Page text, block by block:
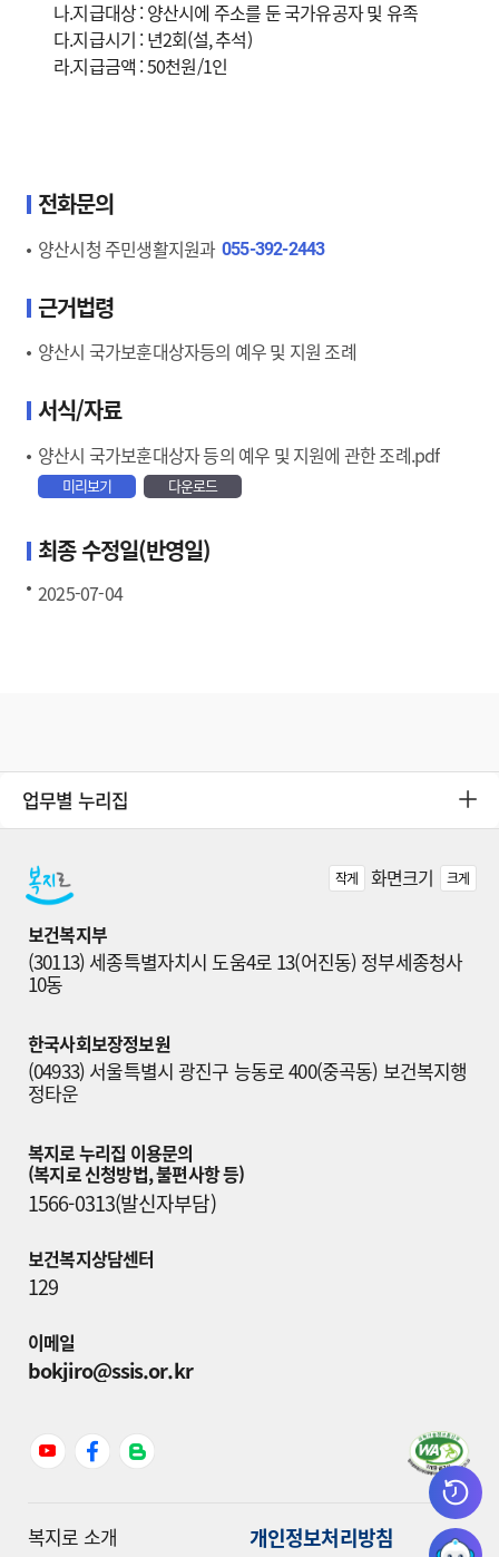
나.지급대상 : 양산시에 주소를 둔 국가유공자 및 유족
다.지급시기 : 년2회(설, 추석)
라.지급금액 : 50천원/1인
전화문의
양산시청 주민생활지원과 055-392-2443
근거법령
양산시 국가보훈대상자등의 예우 및 지원 조례
서식/자료
양산시 국가보훈대상자 등의 예우 및 지원에 관한 조례.pdf
미리보기 다운로드
최종 수정일(반영일)
2025-07-04
업무별 누리집
작게 화면크기 크게
보건복지부
(30113) 세종특별자치시 도움4로 13(어진동) 정부세종청사
10동
한국사회보장정보원
(04933) 서울특별시 광진구 능동로 400(중곡동) 보건복지행
정타운
복지로 누리집 이용문의
(복지로 신청방법, 불편사항 등)
1566-0313(발신자부담)
보건복지상담센터
129
이메일
bokjiro@ssis.or.kr
복지로 소개 개인정보처리방침